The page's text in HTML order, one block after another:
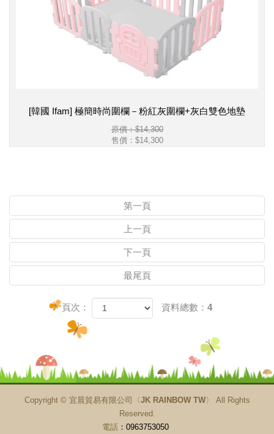
[韓國 Ifam] 極簡時尚圍欄－粉紅灰圍欄+灰白雙色地墊
原價：$14,300
售價： $14,300
第一頁
上一頁
下一頁
最尾頁
頁次： 資料總數：4
Copyright © 宜晨貿易有限公司〈JK RAINBOW TW〉
All Rights
Reserved.
電話 ：0963753050